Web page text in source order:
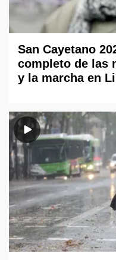
San Cayetano
completo de las
y la marcha en